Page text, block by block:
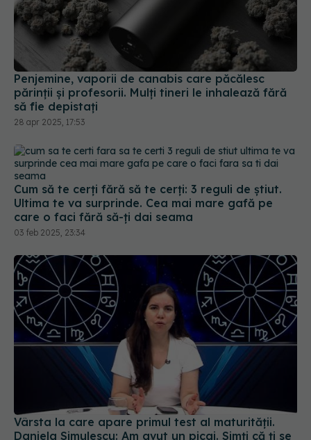
Penjemine, vaporii de canabis care păcălesc
părinții și profesorii. Mulți tineri le inhalează fără
să fie depistați
28 apr 2025, 17:53
Cum să te cerți fără să te cerți: 3 reguli de știut.
care o faci fără să-ți dai seama
03 feb 2025, 23:34
Vârsta la care apare primul test al maturității.
Daniela Simulescu: Am avut un picaj. Simți că ți se
de lumea peste cap. Mulți s-au confruntat cu
multe clase de demoni interiori